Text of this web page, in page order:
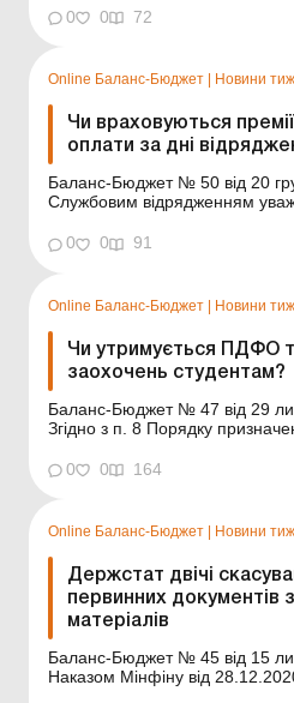
Згідно з документом доходи
визначено в сумі 1 трлн
0 0 72
Online Баланс-Бюджет Новини
Чи враховуються
оплати за дні
Баланс-Бюджет № 50 від 20
Службовим відрядженням
підприємства, установи та
до іншого населеного пункту
роботи. Гарантії для
0 0 91
Online Баланс-Бюджет | Новини
Чи утримується ПДФО
заохочень студентам?
Баланс-Бюджет № 47 від 29
Згідно з п. 8 Порядку
(далі – Порядок № 882) з
рівня та заохочення за успіхи
0 0 164
Online Баланс-Бюджет Новини
Держстат двічі
первинних документів
матеріалів
Баланс-Бюджет № 45 від 15
Наказом Мінфіну від